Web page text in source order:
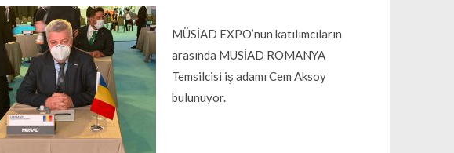
MÜSİAD EXPO’nun katılımcıların
arasında MUSİAD ROMANYA
Temsilcisi iş adamı Cem Aksoy
bulunuyor.